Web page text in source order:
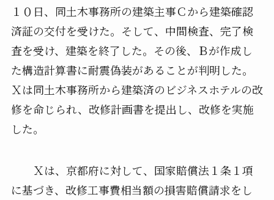
１０日、同土木事務所の建築主事Ｃから建築確認
済証の交付を受けた。そして、中間検査、完了検
査を受け、建築を終了した。その後、Ｂが作成し
た構造計算書に耐震偽装があることが判明した。
Ｘは同土木事務所から建築済のビジネスホテルの改
修を命じられ、改修計画書を提出し、改修を実施
した。
Ｘは、京都府に対して、国家賠償法１条１項
に基づき、改修工事費相当額の損害賠償請求をし